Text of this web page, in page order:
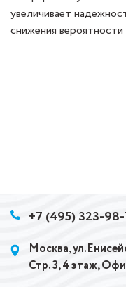
увеличивает
снижения
+7 (495) 323-
Москва,
Стр. 3, 4 этаж,